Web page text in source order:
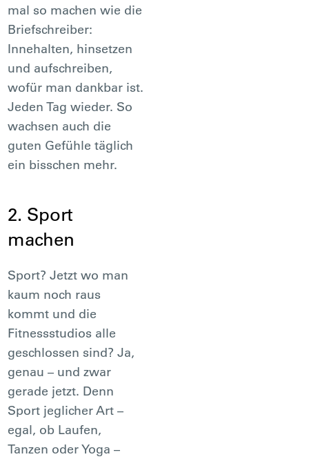
mal so machen wie die
Briefschreiber:
Innehalten, hinsetzen
und aufschreiben,
wofür man dankbar ist.
Jeden Tag wieder. So
wachsen auch die
guten Gefühle täglich
ein bisschen mehr.
2. Sport
machen
Sport? Jetzt wo man
kaum noch raus
kommt und die
Fitnessstudios alle
geschlossen sind? Ja,
genau – und zwar
gerade jetzt. Denn
Sport jeglicher Art –
egal, ob Laufen,
Tanzen oder Yoga –